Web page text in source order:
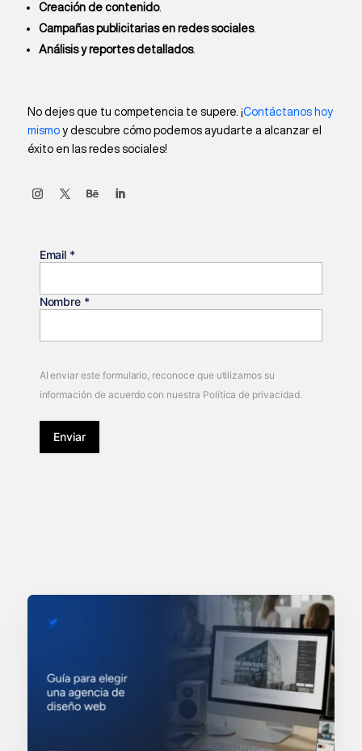
Creación de contenido.
Campañas publicitarias en redes sociales.
Análisis y reportes detallados.
No dejes que tu competencia te supere. ¡Contáctanos hoy
mismoy descubre cómo podemos ayudarte a alcanzar el
éxito en las redes sociales!
Email *
Nombre *
Al enviar este formulario, reconoce que utilizamos su
información de acuerdo con nuestra Política de privacidad.
Enviar